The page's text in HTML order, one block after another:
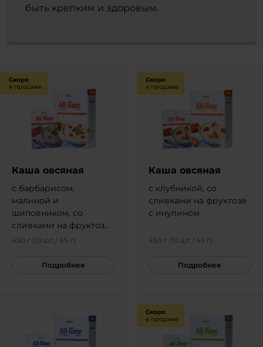
быть крепким и здоровым.
Скоро
в продаже
Каша овсяная
с барбарисом,
малиной и
шиповником, со
сливками на фруктозе
с инулином
450 г (10 шт./ 45 г)
Подробнее
Скоро
в продаже
Каша овсяная
с клубникой, со
сливками на фруктозе
с инулином
450 г (10 шт./ 45 г)
Подробнее
Скоро
в продаже